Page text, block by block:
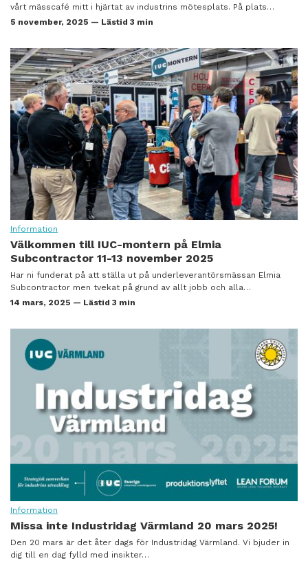
vårt mässcafé mitt i hjärtat av industrins mötesplats. På plats…
5 november, 2025 — Lästid 3 min
Information
Välkommen till IUC-montern på Elmia
Subcontractor 11-13 november 2025
Har ni funderat på att ställa ut på underleverantörsmässan Elmia
Subcontractor men tvekat på grund av allt jobb och alla…
14 mars, 2025 — Lästid 3 min
Information
Missa inte Industridag Värmland 20 mars 2025!
Den 20 mars är det åter dags för Industridag Värmland. Vi bjuder in
dig till en dag fylld med insikter…